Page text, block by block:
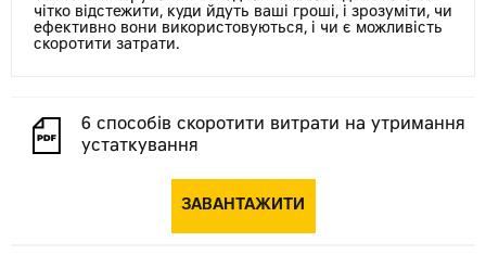
чітко відстежити, куди йдуть ваші гроші, і зрозуміти, чи
ефективно вони використовуються, і чи є можливість
скоротити затрати.
6 способів скоротити витрати на утримання
устаткування
ЗАВАНТАЖИТИ